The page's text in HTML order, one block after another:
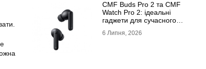
CMF Buds Pro 2 та CMF
Watch Pro 2: ідеальні
гаджети для сучасного
6 Липня, 2026